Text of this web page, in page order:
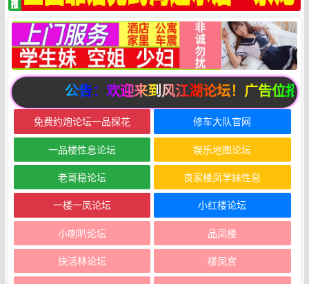
公告：欢迎来到风江湖论坛！广告位招
免费约炮论坛一品探花 修车大队官网
一品楼性息论坛 娱乐地图论坛
老哥稳论坛 良家楼凤学妹性息
一楼一凤论坛 小红楼论坛
小喇叭论坛 品凤楼
快活林论坛 楼凤宫